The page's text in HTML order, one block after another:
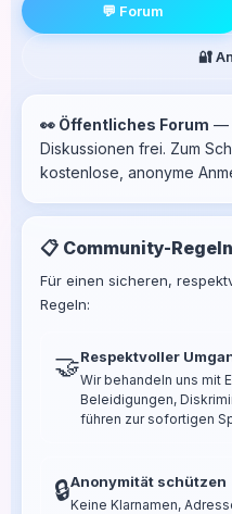
💬 Forum
🔐
👀 Öffentliches Forum —
Diskussionen frei. Zum
kostenlose, anonyme
📋 Community-Regeln
Für einen sicheren,
Regeln:
🤝Respektvoller
Wir behandeln uns mit
Beleidigungen,
führen zur sofortigen
🔒Anonymität schützen
Keine Klarnamen,